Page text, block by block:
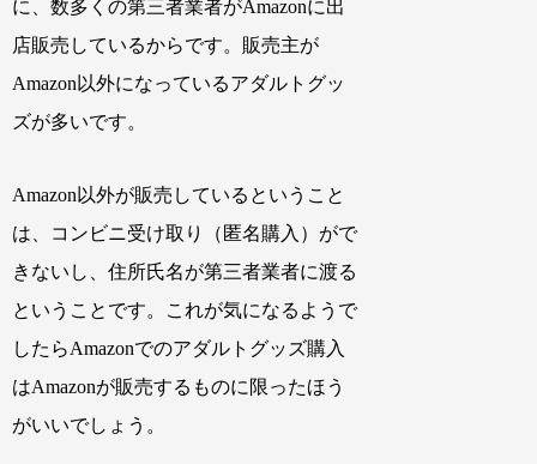
に、数多くの第三者業者がAmazonに出
店販売しているからです。販売主が
Amazon以外になっているアダルトグッ
ズが多いです。
Amazon以外が販売しているということ
は、コンビニ受け取り（匿名購入）がで
きないし、住所氏名が第三者業者に渡る
ということです。これが気になるようで
したらAmazonでのアダルトグッズ購入
はAmazonが販売するものに限ったほう
がいいでしょう。